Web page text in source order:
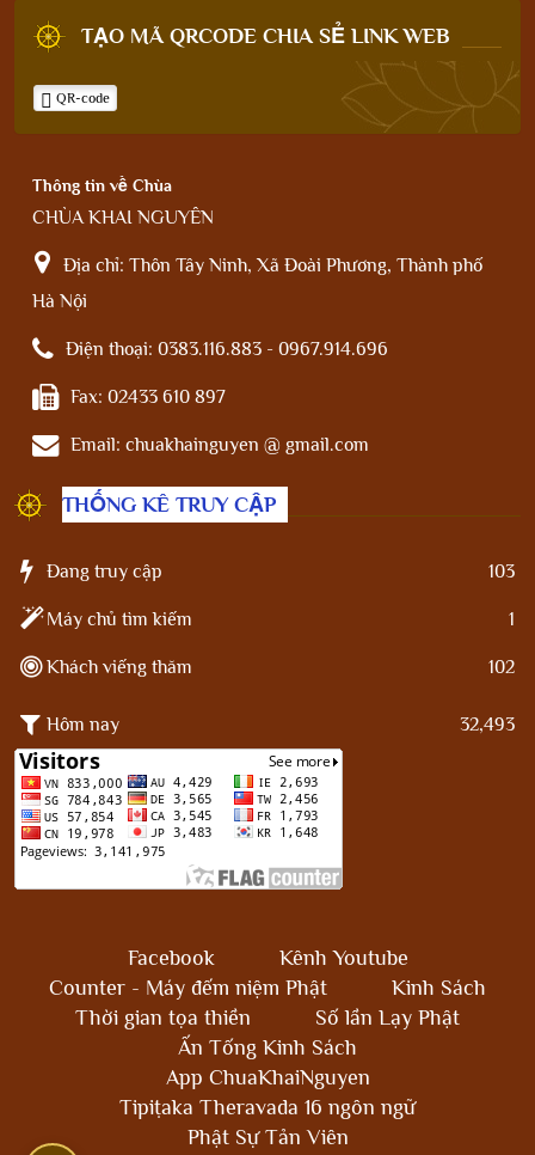
TẠO MÃ QRCODE CHIA SẺ LINK WEB
QR-code
Thông tin về Chùa
CHÙA KHAI NGUYÊN
Địa chỉ: Thôn Tây Ninh, Xã Đoài Phương, Thành phố
Hà Nội
Điện thoại: 0383.116.883 - 0967.914.696
Fax: 02433 610 897
Email: chuakhainguyen @ gmail.com
THỐNG KÊ TRUY CẬP
Đang truy cập 103
Máy chủ tìm kiếm 1
Khách viếng thăm 102
Hôm nay 32,493
Facebook
Kênh Youtube
Counter - Máy đếm niệm Phật
Kinh Sách
Thời gian tọa thiền
Số lần Lạy Phật
Ấn Tống Kinh Sách
App ChuaKhaiNguyen
Tipiṭaka Theravada 16 ngôn ngữ
Phật Sự Tản Viên